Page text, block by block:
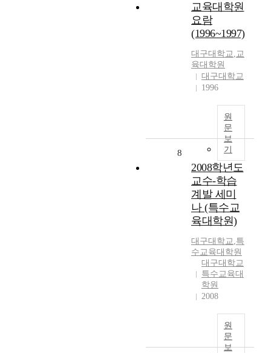
교육대학원
요람
(1996~1997)
대구대학교,교
육대학원
대구대학교
1996
원
문
보
기
8
2008학년도
교수-학습
계발 세미
나 (특수교
육대학원)
대구대학교,특
수교육대학원
대구대학교
특수교육대
학원
2008
원
문
보